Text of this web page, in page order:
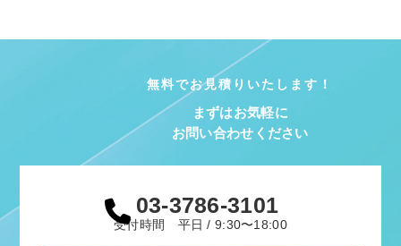
無料でお見積りいたします！
まずはお気軽に
お問い合わせください
03-3786-3101
受付時間 平日 / 9:30〜18:00